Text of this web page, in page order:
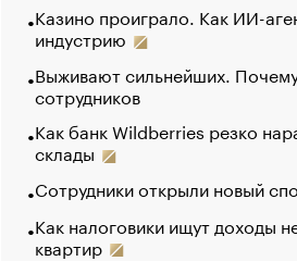
Казино проиграло. Как ИИ-
индустрию
Выживают сильнейших.
сотрудников
Как банк Wildberries резко
склады
Сотрудники открыли новый
Как налоговики ищут доходы
квартир